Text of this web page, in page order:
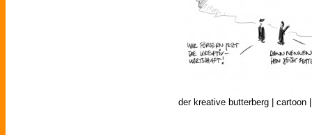
der kreative butterberg | cartoon